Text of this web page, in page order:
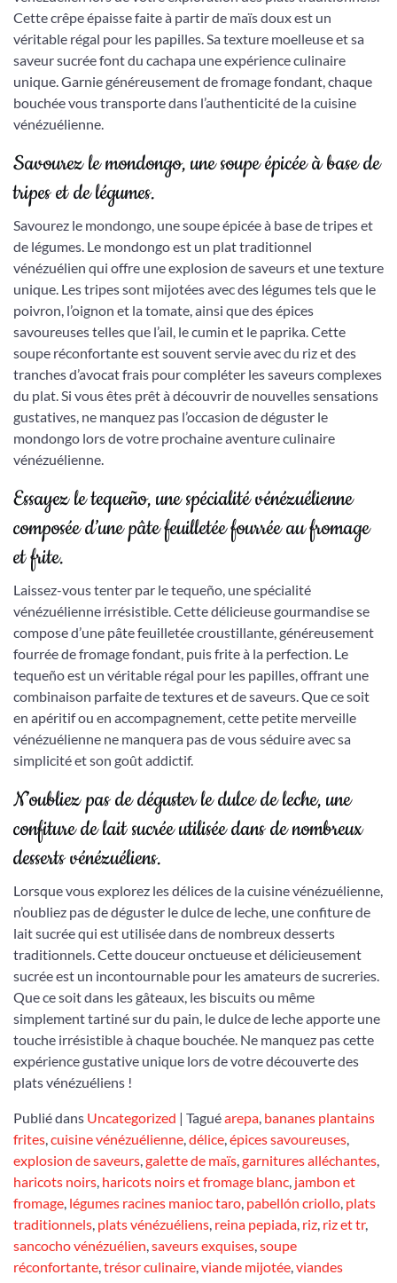
Cette crêpe épaisse faite à partir de maïs doux est un
véritable régal pour les papilles. Sa texture moelleuse et sa
saveur sucrée font du cachapa une expérience culinaire
unique. Garnie généreusement de fromage fondant, chaque
bouchée vous transporte dans l’authenticité de la cuisine
vénézuélienne.
Savourez le mondongo, une soupe épicée à base de
tripes et de légumes.
Savourez le mondongo, une soupe épicée à base de tripes et
de légumes. Le mondongo est un plat traditionnel
vénézuélien qui offre une explosion de saveurs et une texture
unique. Les tripes sont mijotées avec des légumes tels que le
poivron, l’oignon et la tomate, ainsi que des épices
savoureuses telles que l’ail, le cumin et le paprika. Cette
soupe réconfortante est souvent servie avec du riz et des
tranches d’avocat frais pour compléter les saveurs complexes
du plat. Si vous êtes prêt à découvrir de nouvelles sensations
gustatives, ne manquez pas l’occasion de déguster le
mondongo lors de votre prochaine aventure culinaire
vénézuélienne.
Essayez le tequeño, une spécialité vénézuélienne
composée d’une pâte feuilletée fourrée au fromage
et frite.
Laissez-vous tenter par le tequeño, une spécialité
vénézuélienne irrésistible. Cette délicieuse gourmandise se
compose d’une pâte feuilletée croustillante, généreusement
fourrée de fromage fondant, puis frite à la perfection. Le
tequeño est un véritable régal pour les papilles, offrant une
combinaison parfaite de textures et de saveurs. Que ce soit
en apéritif ou en accompagnement, cette petite merveille
vénézuélienne ne manquera pas de vous séduire avec sa
simplicité et son goût addictif.
N’oubliez pas de déguster le dulce de leche, une
confiture de lait sucrée utilisée dans de nombreux
desserts vénézuéliens.
Lorsque vous explorez les délices de la cuisine vénézuélienne,
n’oubliez pas de déguster le dulce de leche, une confiture de
lait sucrée qui est utilisée dans de nombreux desserts
traditionnels. Cette douceur onctueuse et délicieusement
sucrée est un incontournable pour les amateurs de sucreries.
Que ce soit dans les gâteaux, les biscuits ou même
simplement tartiné sur du pain, le dulce de leche apporte une
touche irrésistible à chaque bouchée. Ne manquez pas cette
expérience gustative unique lors de votre découverte des
plats vénézuéliens !
Publié dans Uncategorized | Taguéarepa, bananes plantains
frites,cuisine vénézuélienne,délice,épices savoureuses,
explosion de saveurs,galette de maïs,garnitures alléchantes,
haricots noirs, haricots noirs et fromage blanc, jambon et
fromage, légumes racines manioc taro, pabellón criollo, plats
traditionnels, plats vénézuéliens, reina pepiada, riz, riz et tr,
sancocho vénézuélien,saveurs exquises,soupe
réconfortante,trésor culinaire,viande mijotée,viandes